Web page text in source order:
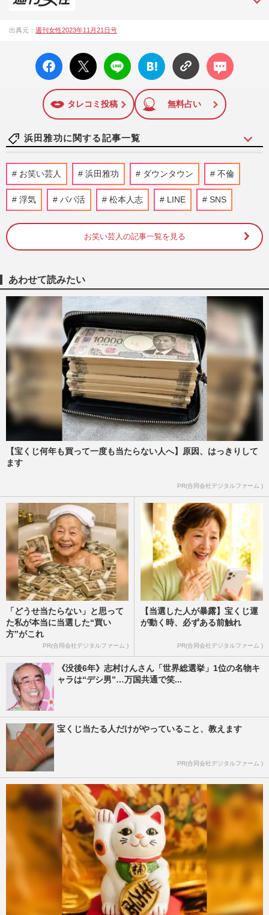
シップや事件、皇室の話題、感動ドキュメント、美容・健
12日号で「眞子さま嫁ぎ先の“義母”が抱える400万円超の“借金
トラブル”」報道をスクープ。この一報から約2か月後、宮内庁
は結婚延期を発表。同記事は2018年の「編集者が選ぶ雑誌ジ
ャーナリズム賞」大賞を受賞した。毎週火曜日発売。
出典元： 週刊女性2023年11月21日号
facebo
ok い
X ポス
ト
LINE
はてな
ブック
に追加
コメン
ト
タレコミ投稿 無料占い
浜田雅功に関する記事一覧
オリエンタルラジオ中田敦彦、番組での
「写真使用NG」ダウンタウンへの根深い
拒絶と度重なる批判《2025年2…
『週刊女性』編集部
ダウンタウン・浜田雅功がNetflixドラマ
『俺のこと、なんか言ってた？』で16年ぶ
週刊女性2026年6月9日・16日号
ダウンタウン・松本人志「勝ったりました
わ!」予想を覆す会員数を記録で勝利宣
言、吉本が口を開いた「相方…
週刊女性PRIME
日テレが『DOWNTOWN+』に協力表明し
てSNS歓喜、地上波から“抹殺”された『伝
説の教師』『松本紳助』の復活…
週刊女性PRIME 2025/10/29
TBS『水曜日のダウンタウン』で若手芸人
お笑い芸人 浜田雅功 ダウンタウン 不倫
浮気 パパ活 松本人志 LINE SNS
お笑い芸人の記事一覧を見る
あわせて読みたい
【宝くじ何年も買って一度も当たらない人へ】原因、はっきりして
ます
PR(合同会社デジタルファーム )
「どうせ当たらない」と思って
た私が本当に当選した“買い
方”がこれ
PR(合同会社デジタルファーム )
【当選した人が暴露】宝くじ運
が動く時、必ずある前触れ
PR(合同会社デジタルファーム )
《没後6年》志村けんさん「世界総選挙」1位の名物キ
ャラは“デシ男”…万国共通で笑...
宝くじ当たる人だけがやっていること、教えます
PR(合同会社デジタルファーム )